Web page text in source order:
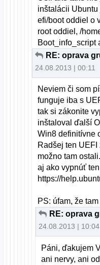
inštalácii
efi/boot oddiel o
root oddiel, /
Boot_info_script
RE: oprava
24.08.2013 | 00:11
Neviem či som
funguje iba s
tak si zákonite
inštaloval ďalší
Win8 definitívne
Radšej ten
možno tam
aj ako vypnúť
https://
PS: úfam, že
RE: oprava
24.08.2013 | 10:04
Páni, ďakujem
ani nervy, ani